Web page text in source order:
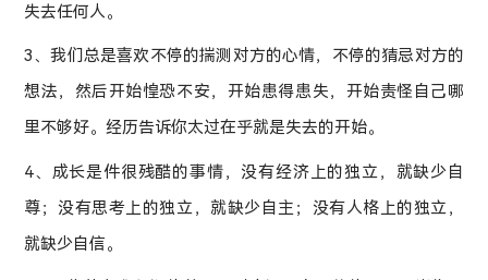
失去任何人。
3、我们总是喜欢不停的揣测对方的心情，不停的猜忌对方的
想法，然后开始惶恐不安，开始患得患失，开始责怪自己哪
里不够好。经历告诉你太过在乎就是失去的开始。
4、成长是件很残酷的事情，没有经济上的独立，就缺少自
尊；没有思考上的独立，就缺少自主；没有人格上的独立，
就缺少自信。